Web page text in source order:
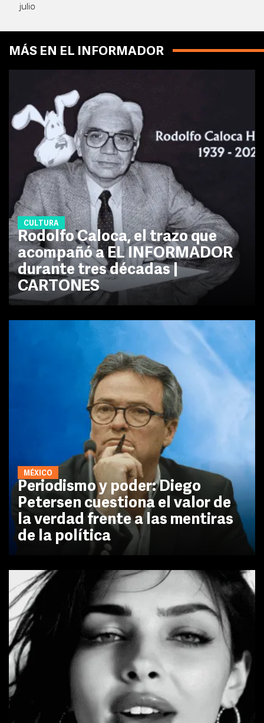
julio
MÁS EN EL INFORMADOR
CULTURA
Rodolfo Caloca, el trazo que
acompañó a EL INFORMADOR
durante tres décadas |
CARTONES
MÉXICO
Periodismo y poder: Diego
Petersen cuestiona el valor de
la verdad frente a las mentiras
de la política